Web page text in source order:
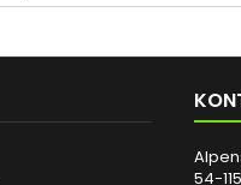
54-